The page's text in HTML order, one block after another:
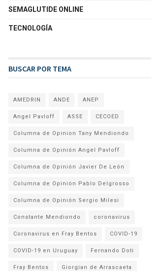
SEMAGLUTIDE ONLINE
TECNOLOGÍA
BUSCAR POR TEMA
AMEDRIN ANDE ANEP
Angel Pavloff ASSE CECOED
Columna de Opinion Tany Mendiondo
Columna de Opinión Angel Pavloff
Columna de Opinión Javier De León
Columna de Opinión Pablo Delgrosso
Columna de Opinión Sergio Milesi
Constante Mendiondo coronavirus
Coronavirus en Fray Bentos COVID-19
COVID-19 en Uruguay Fernando Doti
Fray Bentos Giorgian de Arrascaeta